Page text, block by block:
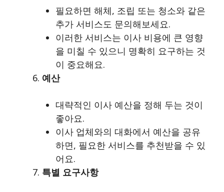
필요하면 해체, 조립 또는 청소와 같은
추가 서비스도 문의해보세요.
이러한 서비스는 이사 비용에 큰 영향
을 미칠 수 있으니 명확히 요구하는 것
이 중요해요.
예산
대략적인 이사 예산을 정해 두는 것이
좋아요.
이사 업체와의 대화에서 예산을 공유
하면, 필요한 서비스를 추천받을 수 있
어요.
특별 요구사항